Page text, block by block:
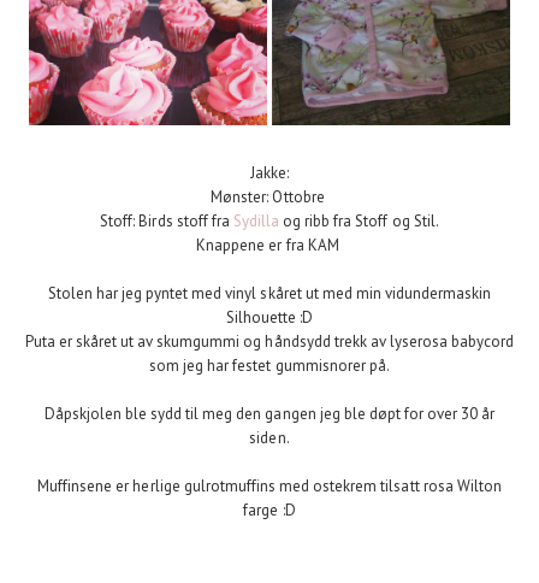
Jakke:
Mønster: Ottobre
Stoff: Birds stoff fra Sydilla og ribb fra Stoff og Stil.
Knappene er fra KAM
Stolen har jeg pyntet med vinyl skåret ut med min vidundermaskin
Silhouette :D
Puta er skåret ut av skumgummi og håndsydd trekk av lyserosa babycord
som jeg har festet gummisnorer på.
Dåpskjolen ble sydd til meg den gangen jeg ble døpt for over 30 år
siden.
Muffinsene er herlige gulrotmuffins med ostekrem tilsatt rosa Wilton
farge :D